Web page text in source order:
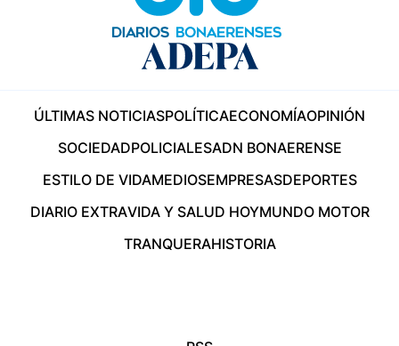
ÚLTIMAS NOTICIASPOLÍTICAECONOMÍAOPINIÓN
SOCIEDADPOLICIALESADN BONAERENSE
ESTILO DE VIDAMEDIOSEMPRESASDEPORTES
DIARIO EXTRAVIDA Y SALUD HOYMUNDO MOTOR
TRANQUERAHISTORIA